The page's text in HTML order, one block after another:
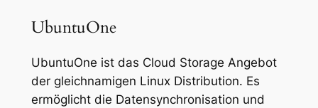
UbuntuOne
UbuntuOne ist das Cloud Storage Angebot
der gleichnamigen Linux Distribution. Es
ermöglicht die Datensynchronisation und